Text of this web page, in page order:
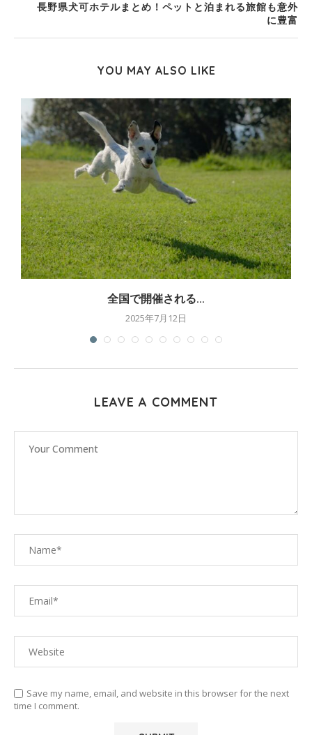
長野県犬可ホテルまとめ！ペットと泊まれる旅館も意外
に豊富
YOU MAY ALSO LIKE
全国で開催される...
2025年7月12日
LEAVE A COMMENT
Save my name, email, and website in this browser for the next
time I comment.